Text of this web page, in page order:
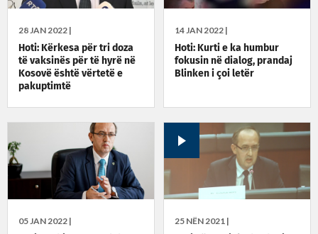
28 JAN 2022 |
Hoti: Kërkesa për tri doza
të vaksinës për të hyrë në
Kosovë është vërtetë e
pakuptimtë
14 JAN 2022 |
Hoti: Kurti e ka humbur
fokusin në dialog, prandaj
Blinken i çoi letër
05 JAN 2022 | 25 NËN 2021 |